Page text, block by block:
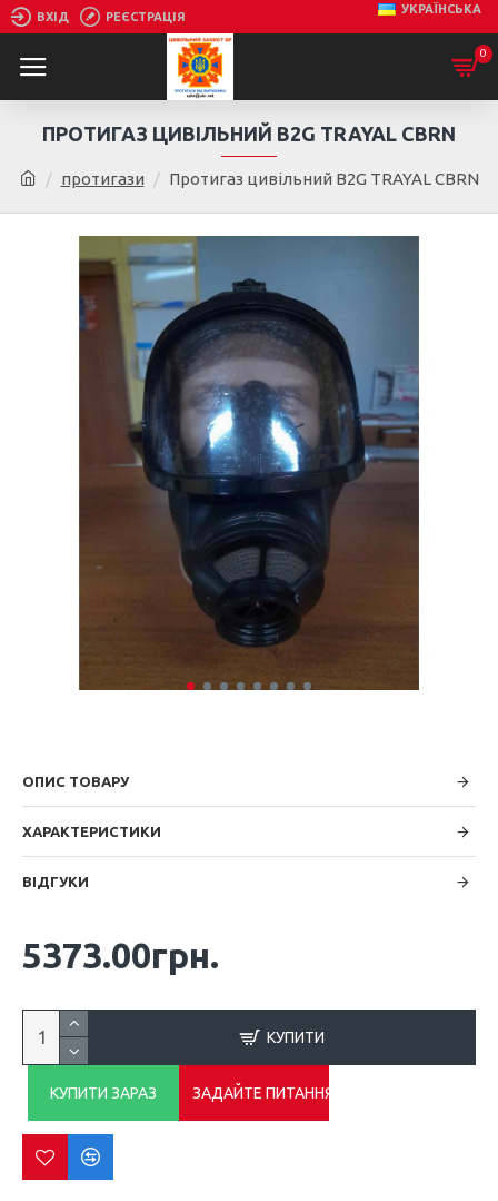
ВХІД РЕЄСТРАЦІЯ
УКРАЇНСЬКА
0
протигази Протигаз цивільний B2G TRAYAL CBRN
ПРОТИГАЗ ЦИВІЛЬНИЙ B2G TRAYAL CBRN
ОПИС ТОВАРУ
ХАРАКТЕРИСТИКИ
ВІДГУКИ
5373.00грн.
КУПИТИ
КУПИТИ ЗАРАЗ ЗАДАЙТЕ ПИТАННЯ